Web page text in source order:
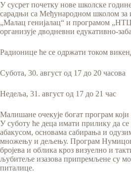
У сусрет почетку нове школске
сарадњи са Међународном школом за
„Малац генијалац“ и програмом
организује дводневни едукативно-
Радионице ће се одржати током
Субота, 30. август од 17 до 20 часова
Недеља, 31. август од 17 до 21 час
Малишане очекује богат програм који
У суботу ће деца имати прилику да се
абакусом, основама сабирања и
множењу и дељењу. Програм
бројева и облика кроз визуелно и
љубитеље изазова припремљене су
питалице.